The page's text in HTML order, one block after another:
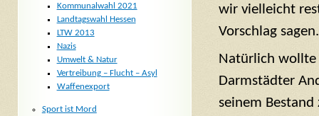
wir vielleicht
Vorschlag sagen.
Natürlich wollte
Darmstädter
seinem Bestand
Kommunalwahl 2021
Landtagswahl Hessen
LTW 2013
Nazis
Umwelt & Natur
Vertreibung – Flucht – Asyl
Waffenexport
Sport ist Mord